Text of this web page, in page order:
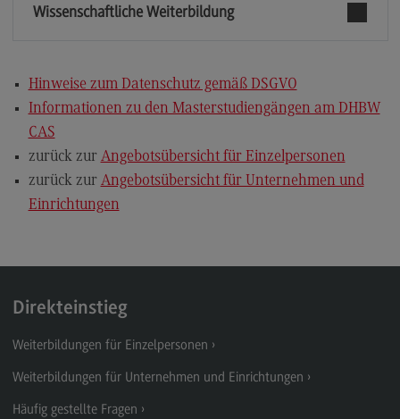
Wissenschaftliche Weiterbildung
Hinweise zum Datenschutz gemäß DSGVO
Informationen zu den Masterstudiengängen am DHBW
CAS
zurück zur Angebotsübersicht für Einzelpersonen
zurück zur Angebotsübersicht für Unternehmen und
Einrichtungen
Direkteinstieg
Weiterbildungen für Einzelpersonen
Weiterbildungen für Unternehmen und Einrichtungen
Häufig gestellte Fragen